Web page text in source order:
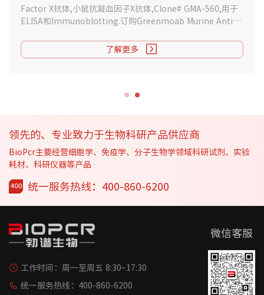
Factor X抗体,小鼠抗凝血因子X抗体,Clone# GMA-560,用于
ELISA和Immunoblotting.订购Greenmoab Murine Anti-
了解更多
领先的、专业致力于生物科研产品供应商
BioPcr主要经营细胞学、免疫学、分子生物学领域科研试剂、实验
耗材、科研仪器等产品
统一服务热线：400-860-6200
工作时间： 周一至周五 8:30~17:30
统一服务热线： 400-860-6200
微信客服